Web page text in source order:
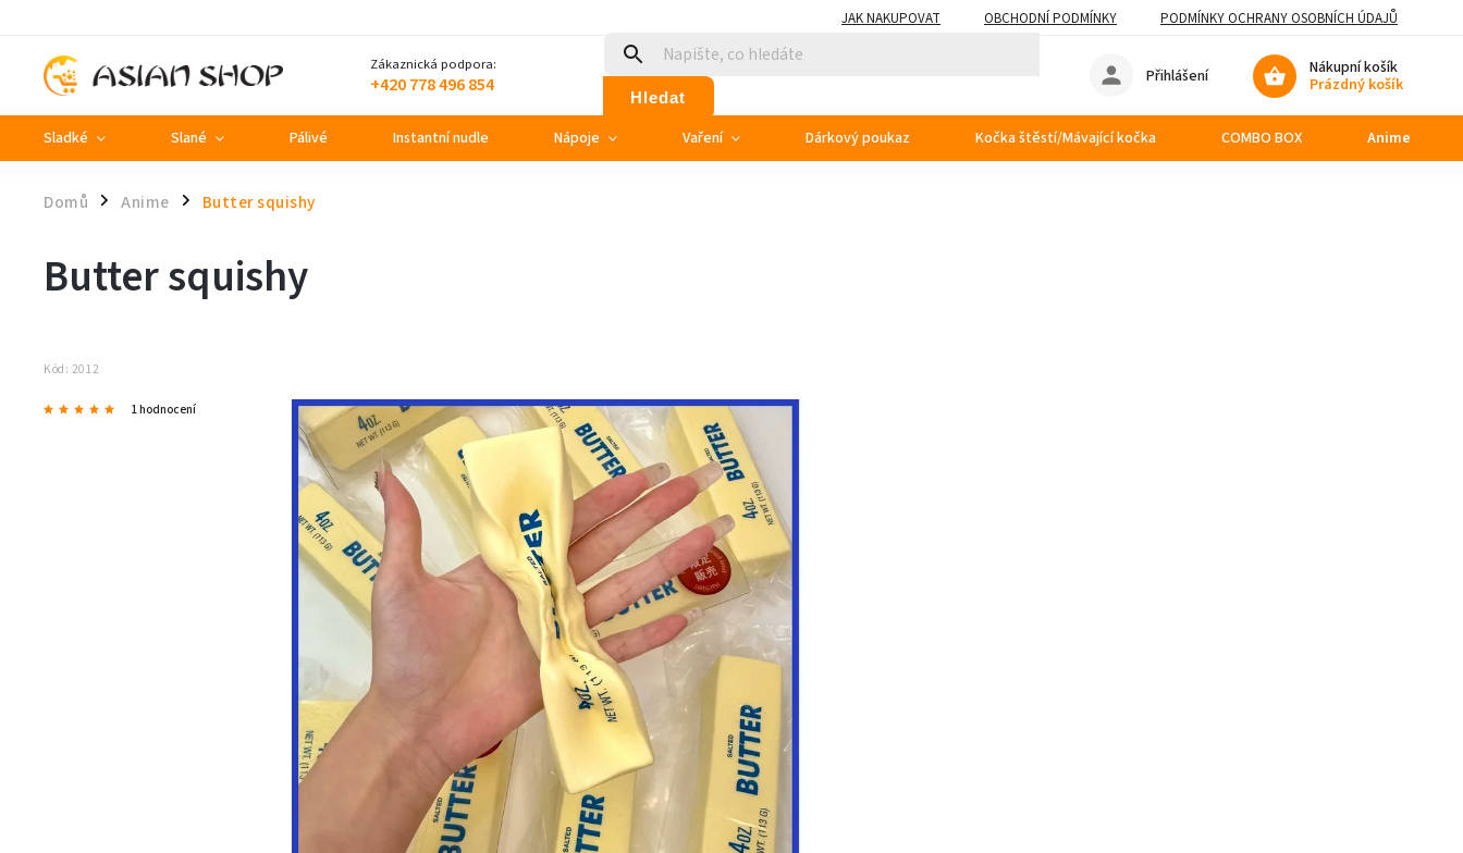
JAK NAKUPOVAT OBCHODNÍ PODMÍNKY PODMÍNKY OCHRANY OSOBNÍCH ÚDAJŮ
Zákaznická podpora:
+420 778 496 854 Hledat
Nákupní košík
Prázdný košík
Přihlášení
Sladké Slané Pálivé Instantní nudle Nápoje Vaření Dárkový poukaz Kočka štěstí/Mávající kočka COMBO BOX Anime
Domů / Anime / Butter squishy
Butter squishy
Kód: 2012
1 hodnocení